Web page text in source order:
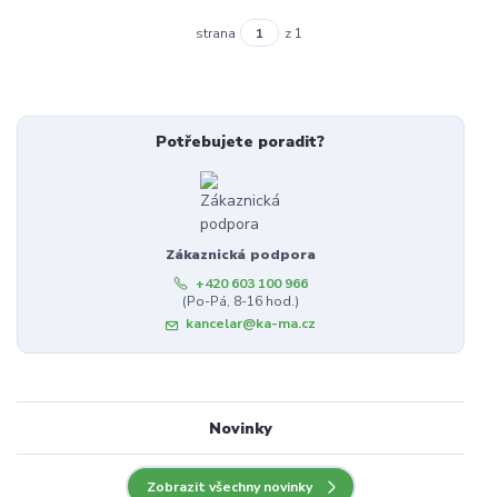
strana z 1
Potřebujete poradit?
Zákaznická podpora
+420 603 100 966
(Po-Pá, 8-16 hod.)
kancelar@ka-ma.cz
Novinky
Zobrazit všechny novinky